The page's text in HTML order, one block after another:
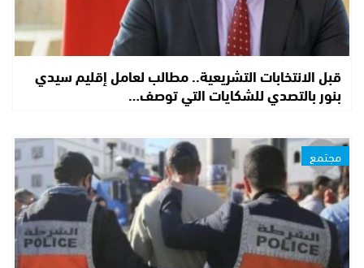
قبل الانتخابات التشريعية.. مطالب لعامل إقليم سيدي
بنور بالتصدي للشكايات التي توصف…
مجتمع